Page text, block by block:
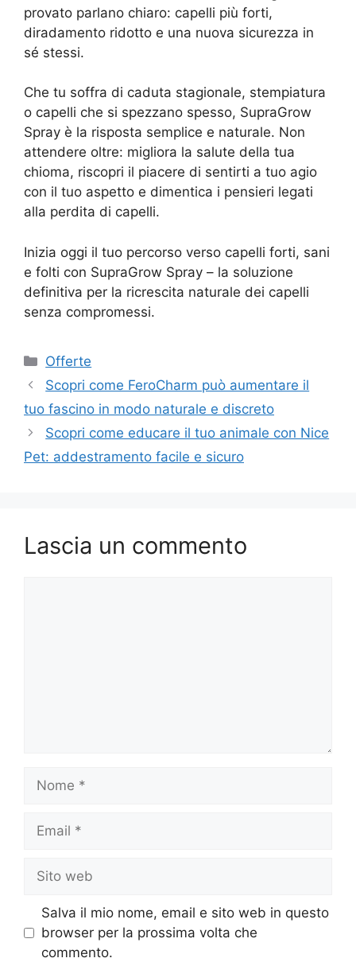
provato parlano chiaro: capelli più forti,
diradamento ridotto e una nuova sicurezza in
sé stessi.
Che tu soffra di caduta stagionale, stempiatura
o capelli che si spezzano spesso, SupraGrow
Spray è la risposta semplice e naturale. Non
attendere oltre: migliora la salute della tua
chioma, riscopri il piacere di sentirti a tuo agio
con il tuo aspetto e dimentica i pensieri legati
alla perdita di capelli.
Inizia oggi il tuo percorso verso capelli forti, sani
e folti con SupraGrow Spray – la soluzione
definitiva per la ricrescita naturale dei capelli
senza compromessi.
Categorie
Offerte
Scopri come FeroCharm può aumentare il
tuo fascino in modo naturale e discreto
Scopri come educare il tuo animale con Nice
Pet: addestramento facile e sicuro
Lascia un commento
web
Salva il mio nome, email e sito web in questo
browser per la prossima volta che
commento.